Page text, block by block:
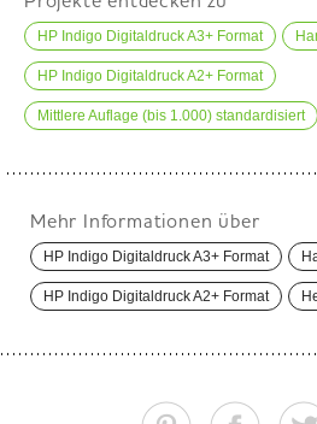
HP Indigo Digitaldruck A3+ Format
HP Indigo Digitaldruck A2+ Format
Mittlere Auflage (bis 1.000) standardisiert
Mehr Informationen über
HP Indigo Digitaldruck A3+ Format
HP Indigo Digitaldruck A2+ Format